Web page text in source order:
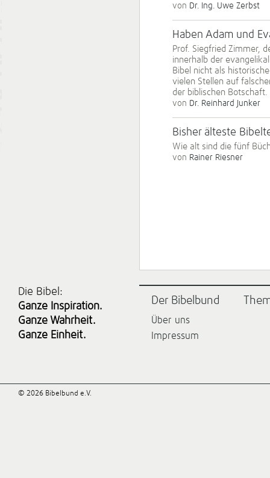
von Dr. Ing. Uwe Zerbst
Haben Adam und
Prof. Siegfried Zimmer,
innerhalb der
Bibel nicht als
vielen Stellen auf
der biblischen Botschaft.
von Dr. Reinhard Junker
Bisher älteste
Wie alt sind die fünf
von Rainer Riesner
Die Bibel:
Ganze Inspiration.
Ganze Wahrheit.
Ganze Einheit.
Der Bibelbund
Über uns
Impressum
© 2026 Bibelbund e.V.